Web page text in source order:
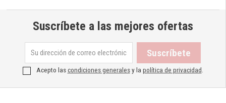
Suscríbete a las mejores ofertas
Acepto lascondiciones generalesy la política de privacidad